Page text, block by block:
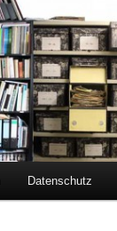
Datenschutz